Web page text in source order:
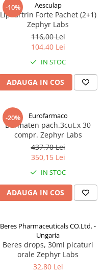
-10% Aesculap
Lipoartrin Forte Pachet (2+1)
Zephyr Labs
116,00 Lei
104,40 Lei
IN STOC
ADAUGA IN COS
-20% Eurofarmaco
Dermaten pach.3cut.x 30
compr. Zephyr Labs
437,70 Lei
350,15 Lei
IN STOC
ADAUGA IN COS
Beres Pharmaceuticals CO.Ltd. -
Ungaria
Beres drops, 30ml picaturi
orale Zephyr Labs
32,80 Lei